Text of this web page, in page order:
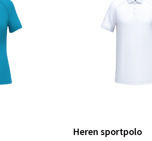
Heren sportpolo